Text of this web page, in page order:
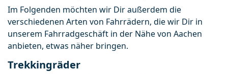
Im Folgenden möchten wir Dir außerdem die
verschiedenen Arten von Fahrrädern, die wir Dir in
unserem Fahrradgeschäft in der Nähe von Aachen
anbieten, etwas näher bringen.
Trekkingräder